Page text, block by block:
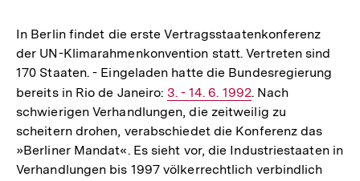
In Berlin findet die erste Vertragsstaatenkonferenz
der UN-Klimarahmenkonvention statt. Vertreten sind
170 Staaten. - Eingeladen hatte die Bundesregierung
bereits in Rio de Janeiro: Interner
Link:
3. - 14. 6. 1992. Nach
schwierigen Verhandlungen, die zeitweilig zu
scheitern drohen, verabschiedet die Konferenz das
»Berliner Mandat«. Es sieht vor, die Industriestaaten in
Verhandlungen bis 1997 völkerrechtlich verbindlich